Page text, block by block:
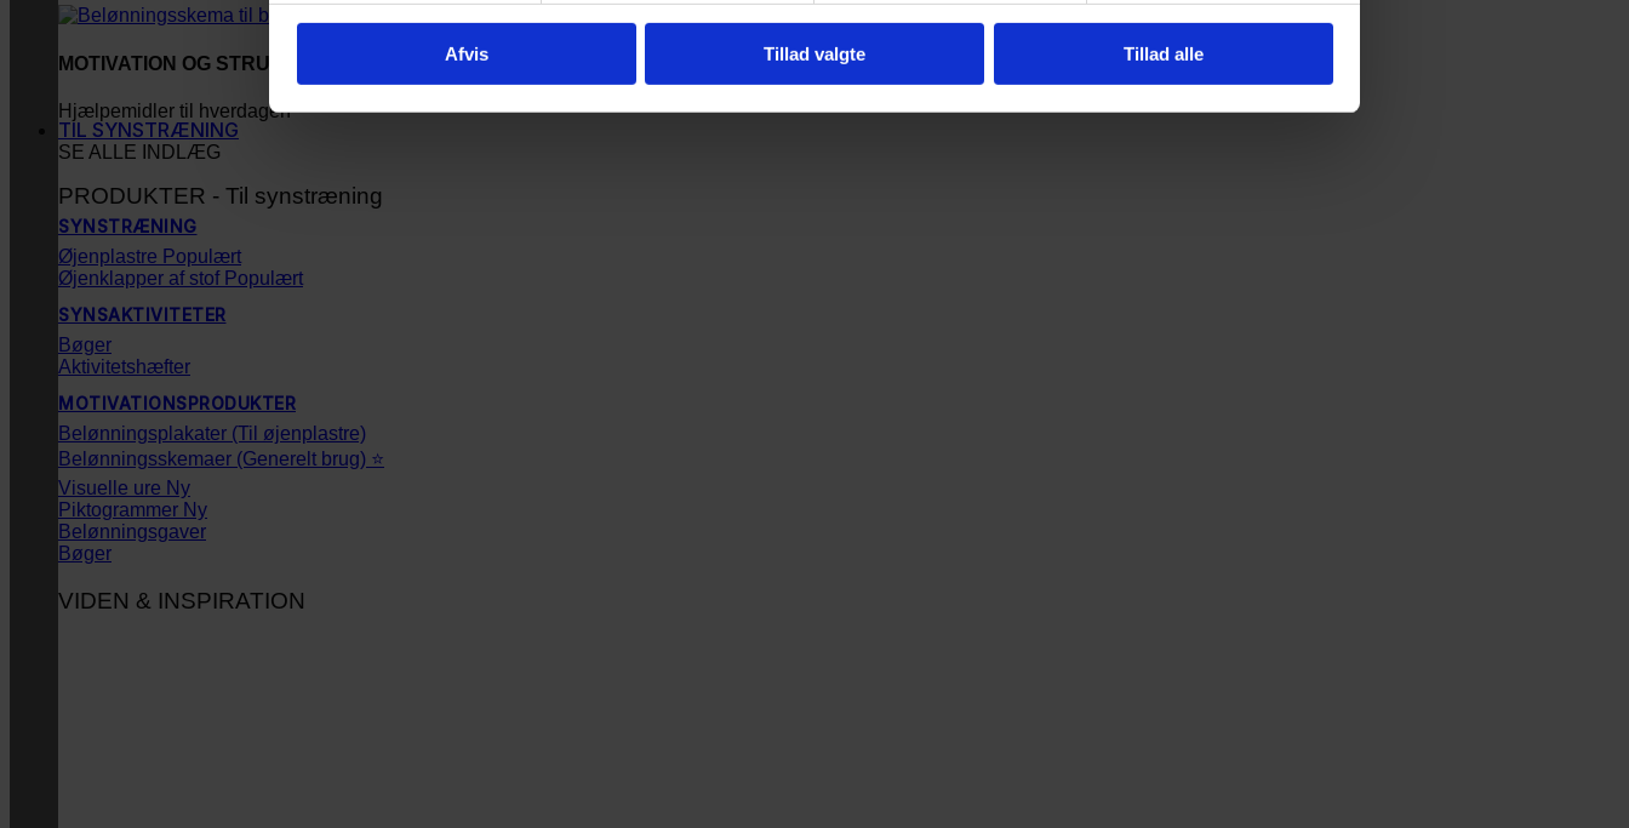
Afvis Tillad valgte Tillad alle
MOTIVATION OG STRUKTUR
Hjælpemidler til hverdagen
SE ALLE INDLÆG
TIL SYNSTRÆNING
PRODUKTER - Til synstræning
SYNSTRÆNING
Øjenplastre
Øjenklapper af stof
SYNSAKTIVITETER
Bøger
Aktivitetshæfter
MOTIVATIONSPRODUKTER
Belønningsplakater (Til øjenplastre)
Belønningsskemaer (Generelt brug) ⭐
Visuelle ure
Piktogrammer
Belønningsgaver
Bøger
VIDEN & INSPIRATION